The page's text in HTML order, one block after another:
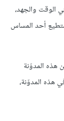
الوقت والجهد،
أحد المساس
هذه المدوّنة
هذه المدوّنة،